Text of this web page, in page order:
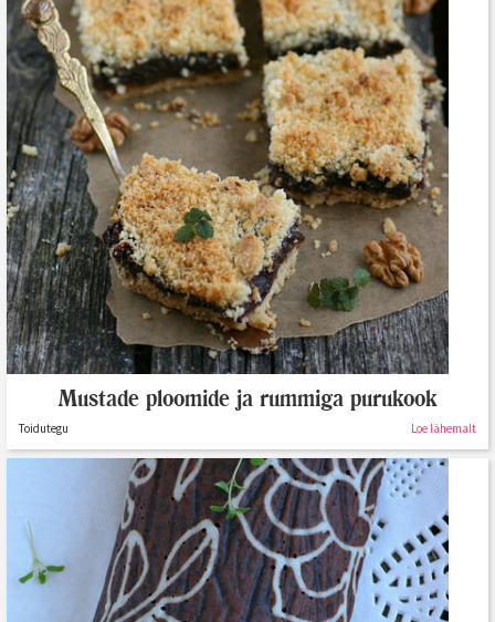
Mustade ploomide ja rummiga purukook
Toidutegu Loe lähemalt